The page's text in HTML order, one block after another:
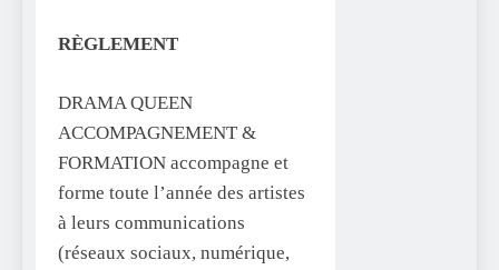
RÈGLEMENT
DRAMA QUEEN
ACCOMPAGNEMENT &
FORMATION accompagne et
forme toute l’année des artistes
à leurs communications
(réseaux sociaux, numérique,